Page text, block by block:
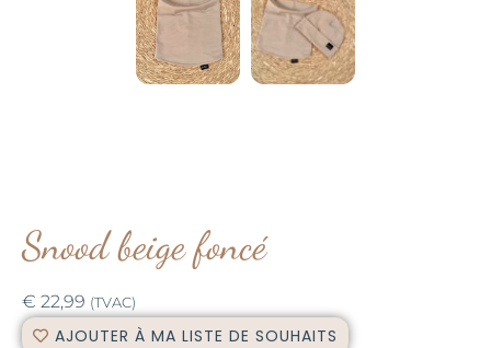
Snood beige foncé
€ 22,99 (TVAC)
AJOUTER À MA LISTE DE SOUHAITS